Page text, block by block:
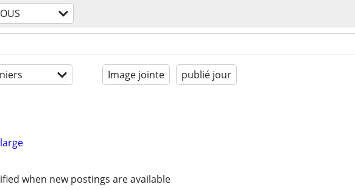
Image jointe publié jour
when new postings are available